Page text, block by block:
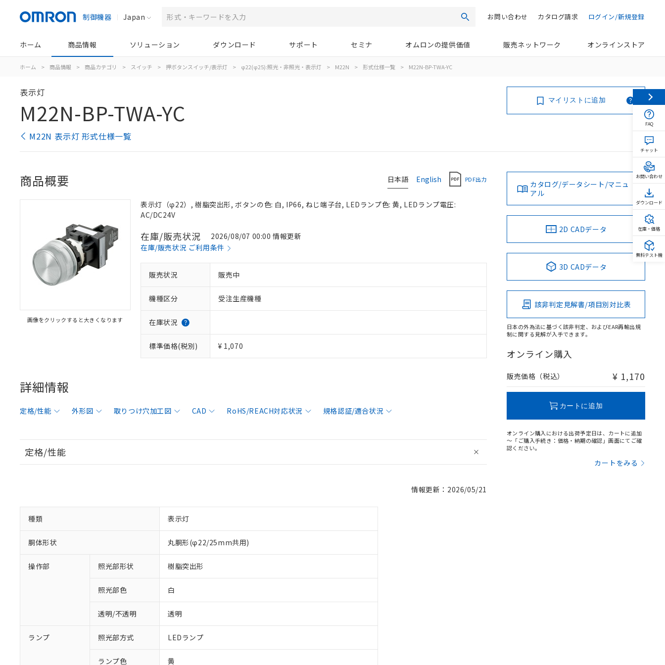
制御機器 Japan 検索 ログイン/新規登録
カタログ請求
お問い合わせ
ホーム 商品情報 ソリューション ダウンロード サポート セミナ オムロンの提供価値 販売ネットワーク オンラインストア
ホーム > 商品情報 > 商品カテゴリ > スイッチ > 押ボタンスイッチ/表示灯 > φ22(φ25):照光・非照光・表示灯 > M22N > 形式仕様一覧 > M22N-BP-TWA-YC
表示灯
M22N-BP-TWA-YC
M22N 表示灯 形式仕様一覧
マイリストに追加
日本語 English PDF出力
商品概要
画像をクリックすると大きくなります
表示灯（φ22）, 樹脂突出形, ボタンの色: 白, IP66, ねじ端子台, LEDランプ色: 黄, LEDランプ電圧:
AC/DC24V
在庫/販売状況
2026/08/07 00:00 情報更新
在庫/販売状況 ご利用条件
販売状況 販売中
機種区分 受注生産機種
在庫状況
標準価格(税別) ¥ 1,070
詳細情報
定格/性能 外形図 取りつけ穴加工図 CAD RoHS/REACH対応状況 規格認証/適合状況
定格/性能
情報更新：2026/05/21
種類 表示灯
胴体形状 丸胴形(φ22/25mm共用)
操作部 照光部形状 樹脂突出形
照光部色 白
透明/不透明 透明
ランプ 照光部方式 LEDランプ
ランプ色 黄
カタログ/データシート/マニュ
アル
2D CADデータ
3D CADデータ
該非判定見解書/項目別対比表
日本の外為法に基づく該非判定、およびEAR再輸出規
制に関する見解が入手できます。
オンライン購入
販売価格（税込） ¥ 1,170
カートに追加
オンライン購入における出荷予定日は、カートに追加
～「ご購入手続き：価格・納期の確認」画面にてご確
認ください。
カートをみる
※1 対応状況
対応済み：EU RoHS指令（10物質）の非含有に対応した製品が提供可能な商品です。
対応予定：EU RoHS指令（10物質）の非含有に対応した製品に切り替える予定のある商品です。
FAQ
チャット
お問い合わせ
ダウンロード
在庫・価格
無料テスト機